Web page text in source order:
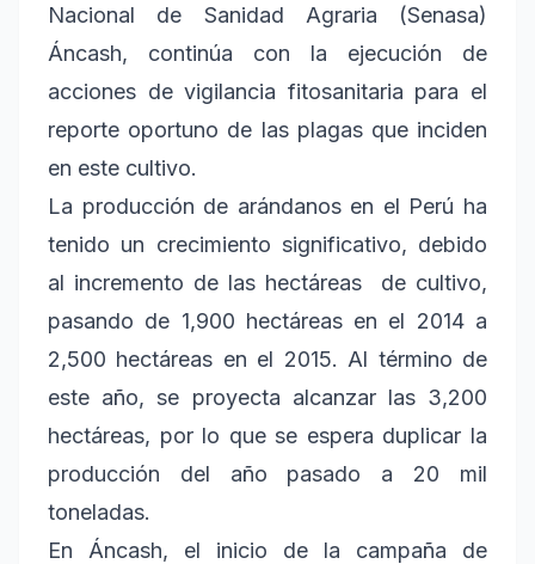
Nacional de Sanidad Agraria (Senasa)
Áncash, continúa con la ejecución de
acciones de vigilancia fitosanitaria para el
reporte oportuno de las plagas que inciden
en este cultivo.
La producción de arándanos en el Perú ha
tenido un crecimiento significativo, debido
al incremento de las hectáreas de cultivo,
pasando de 1,900 hectáreas en el 2014 a
2,500 hectáreas en el 2015. Al término de
este año, se proyecta alcanzar las 3,200
hectáreas, por lo que se espera duplicar la
producción del año pasado a 20 mil
toneladas.
En Áncash, el inicio de la campaña de